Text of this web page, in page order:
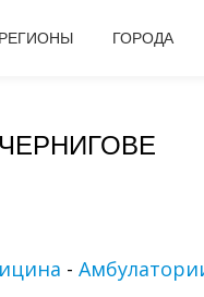
РЕГИОНЫ ГОРОДА
-